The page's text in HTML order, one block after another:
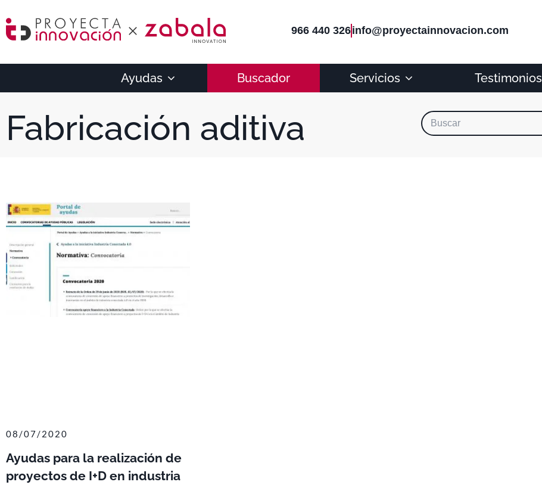
966 440 326info@proyectainnovacion.com
Ayudas Buscador Servicios Testimonios
Fabricación aditiva
Ayudas para la realización de
proyectos de I+D en industria
08/07/2020